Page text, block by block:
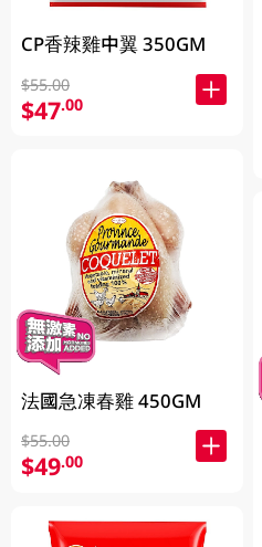
CP香辣雞中翼 350GM
$55.00
$47.00
法國急凍春雞 450GM
$55.00
$49.00